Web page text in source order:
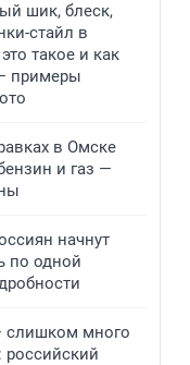
шик, блеск,
стайл в
такое и как
примеры
в Омске
и газ —
начнут
по одной
слишком много
российский